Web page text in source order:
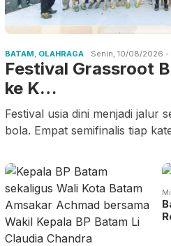
BATAM, OLAHRAGA Senin, 10/08/2026 -
Festival Grassroot
ke K…
Festival usia dini menjadi jalur
bola. Empat semifinalis tiap